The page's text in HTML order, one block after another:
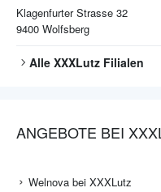
Klagenfurter Strasse 32
9400 Wolfsberg
Alle XXXLutz Filialen
ANGEBOTE BEI
Welnova bei XXXLutz